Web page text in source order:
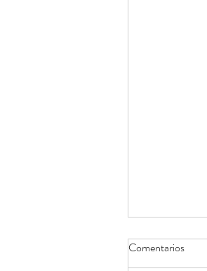
Comentarios